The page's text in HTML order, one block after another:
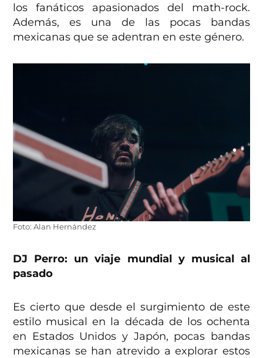
los fanáticos apasionados del math-rock.
Además, es una de las pocas bandas
mexicanas que se adentran en este género.
Foto: Alan Hernández
DJ Perro: un viaje mundial y musical al
pasado
Es cierto que desde el surgimiento de este
estilo musical en la década de los ochenta
en Estados Unidos y Japón, pocas bandas
mexicanas se han atrevido a explorar estos